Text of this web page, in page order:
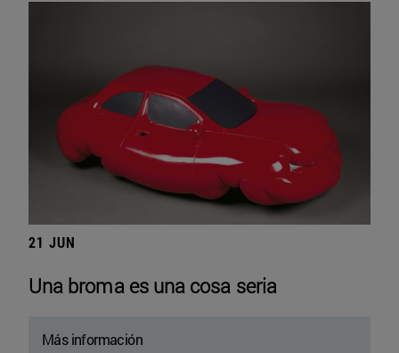
21 JUN
Una broma es una cosa seria
Más información